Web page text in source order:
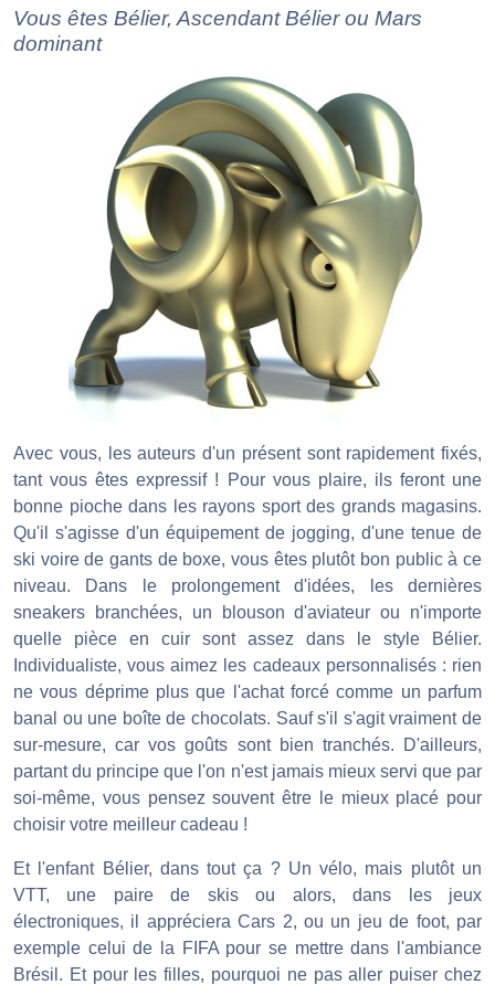
Vous êtes Bélier, Ascendant Bélier ou Mars
dominant
Avec vous, les auteurs d'un présent sont rapidement fixés,
tant vous êtes expressif ! Pour vous plaire, ils feront une
bonne pioche dans les rayons sport des grands magasins.
Qu'il s'agisse d'un équipement de jogging, d'une tenue de
ski voire de gants de boxe, vous êtes plutôt bon public à ce
niveau. Dans le prolongement d'idées, les dernières
sneakers branchées, un blouson d'aviateur ou n'importe
quelle pièce en cuir sont assez dans le style Bélier.
Individualiste, vous aimez les cadeaux personnalisés : rien
ne vous déprime plus que l'achat forcé comme un parfum
banal ou une boîte de chocolats. Sauf s'il s'agit vraiment de
sur-mesure, car vos goûts sont bien tranchés. D'ailleurs,
partant du principe que l'on n'est jamais mieux servi que par
soi-même, vous pensez souvent être le mieux placé pour
choisir votre meilleur cadeau !
Et l'enfant Bélier, dans tout ça ? Un vélo, mais plutôt un
VTT, une paire de skis ou alors, dans les jeux
électroniques, il appréciera Cars 2, ou un jeu de foot, par
exemple celui de la FIFA pour se mettre dans l'ambiance
Brésil. Et pour les filles, pourquoi ne pas aller puiser chez